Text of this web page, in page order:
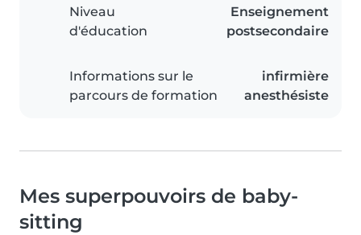
Niveau
d'éducation
Enseignement
postsecondaire
Informations sur le
parcours de formation
infirmière
anesthésiste
Mes superpouvoirs de baby-
sitting